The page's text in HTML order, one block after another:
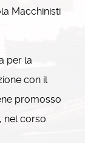
Macchinisti
per la
con il
promosso
nel corso